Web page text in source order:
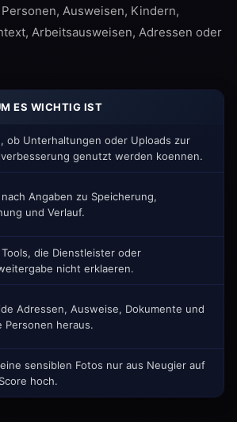
Ausweisen, Kindern,
Arbeitsausweisen, Adressen oder
ES WICHTIG IST
ob Unterhaltungen oder Uploads zur
genutzt werden koennen.
Angaben zu Speicherung,
und Verlauf.
die Dienstleister oder
nicht erklaeren.
Adressen, Ausweise, Dokumente und
Personen heraus.
sensiblen Fotos nur aus Neugier auf
hoch.